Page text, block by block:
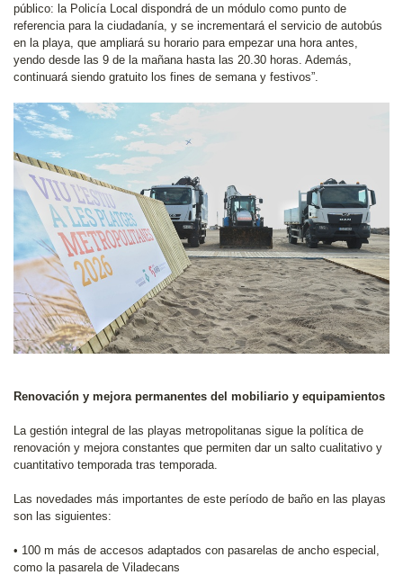
público: la Policía Local dispondrá de un módulo como punto de
referencia para la ciudadanía, y se incrementará el servicio de autobús
en la playa, que ampliará su horario para empezar una hora antes,
yendo desde las 9 de la mañana hasta las 20.30 horas. Además,
continuará siendo gratuito los fines de semana y festivos”.
Renovación y mejora permanentes del mobiliario y equipamientos
La gestión integral de las playas metropolitanas sigue la política de
renovación y mejora constantes que permiten dar un salto cualitativo y
cuantitativo temporada tras temporada.
Las novedades más importantes de este período de baño en las playas
son las siguientes:
• 100 m más de accesos adaptados con pasarelas de ancho especial,
como la pasarela de Viladecans